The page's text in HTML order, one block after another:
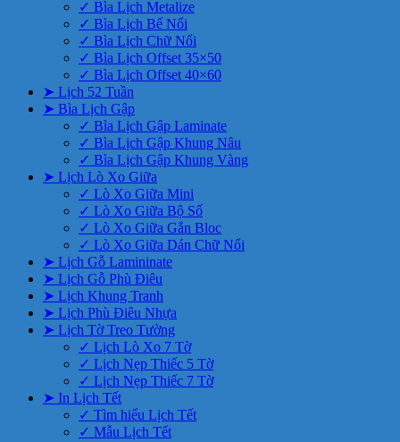
✓ Bìa Lịch Metalize
✓ Bìa Lịch Bế Nổi
✓ Bìa Lịch Chữ Nổi
✓ Bìa Lịch Offset 35×50
✓ Bìa Lịch Offset 40×60
➤ Lịch 52 Tuần
➤ Bìa Lịch Gập
✓ Bìa Lịch Gập Laminate
✓ Bìa Lịch Gập Khung Nâu
✓ Bìa Lịch Gập Khung Vàng
➤ Lịch Lò Xo Giữa
✓ Lò Xo Giữa Mini
✓ Lò Xo Giữa Bộ Số
✓ Lò Xo Giữa Gắn Bloc
✓ Lò Xo Giữa Dán Chữ Nổi
➤ Lịch Gỗ Lamininate
➤ Lịch Gỗ Phù Điêu
➤ Lịch Khung Tranh
➤ Lịch Phù Điêu Nhựa
➤ Lịch Tờ Treo Tường
✓ Lịch Lò Xo 7 Tờ
✓ Lịch Nẹp Thiếc 5 Tờ
✓ Lịch Nẹp Thiếc 7 Tờ
➤ In Lịch Tết
✓ Tìm hiểu Lịch Tết
✓ Mẫu Lịch Tết